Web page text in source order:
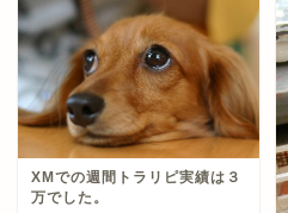
XMでの週間トラリピ実績は３
万でした。